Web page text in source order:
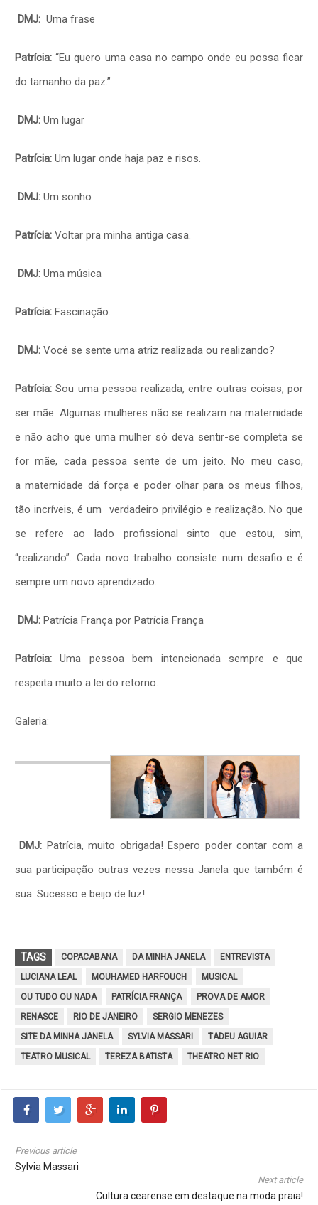
DMJ: Uma frase
Patrícia: “Eu quero uma casa no campo onde eu possa ficar
do tamanho da paz.”
DMJ: Um lugar
Patrícia: Um lugar onde haja paz e risos.
DMJ: Um sonho
Patrícia: Voltar pra minha antiga casa.
DMJ: Uma música
Patrícia: Fascinação.
DMJ: Você se sente uma atriz realizada ou realizando?
Patrícia: Sou uma pessoa realizada, entre outras coisas, por
ser mãe. Algumas mulheres não se realizam na maternidade
e não acho que uma mulher só deva sentir-se completa se
for mãe, cada pessoa sente de um jeito. No meu caso,
a maternidade dá força e poder olhar para os meus filhos,
tão incríveis, é um verdadeiro privilégio e realização. No que
se refere ao lado profissional sinto que estou, sim,
“realizando”. Cada novo trabalho consiste num desafio e é
sempre um novo aprendizado.
DMJ: Patrícia França por Patrícia França
Patrícia: Uma pessoa bem intencionada sempre e que
respeita muito a lei do retorno.
Galeria:
DMJ: Patrícia, muito obrigada! Espero poder contar com a
sua participação outras vezes nessa Janela que também é
sua. Sucesso e beijo de luz!
TAGS COPACABANA DA MINHA JANELA
ENTREVISTA
LUCIANA LEAL
MOUHAMED HARFOUCH
MUSICAL
OU TUDO OU NADA
PATRÍCIA FRANÇA
PROVA DE AMOR
RENASCE
RIO DE JANEIRO
SERGIO MENEZES
SITE DA MINHA JANELA
SYLVIA MASSARI
TADEU AGUIAR
TEATRO MUSICAL
TEREZA BATISTA THEATRO NET RIO
Previous article
Sylvia Massari
Next article
Cultura cearense em destaque na moda praia!